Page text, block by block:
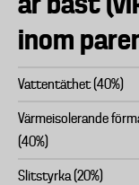
inom
Vattentäthet (40%)
Värmeisolerande
(40%)
Slitstyrka (20%)